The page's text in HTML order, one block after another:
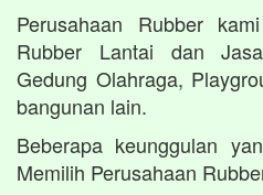
Perusahaan Rubber
Rubber Lantai dan
Gedung Olahraga,
bangunan lain.
Beberapa keunggulan
Memilih Perusahaan